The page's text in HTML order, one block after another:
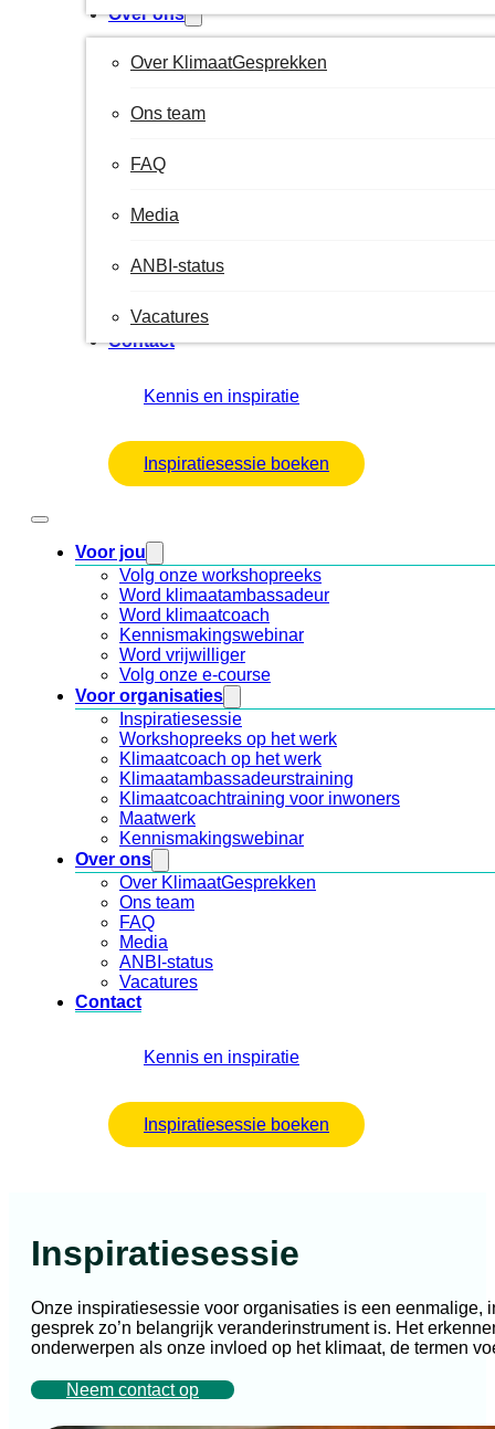
Over ons
Over KlimaatGesprekken
Ons team
FAQ
Media
ANBI-status
Vacatures
Contact
Kennis en inspiratie
Inspiratiesessie boeken
Voor jou
Volg onze workshopreeks
Word klimaatambassadeur
Word klimaatcoach
Kennismakingswebinar
Word vrijwilliger
Volg onze e-course
Voor organisaties
Inspiratiesessie
Workshopreeks op het werk
Klimaatcoach op het werk
Klimaatambassadeurstraining
Klimaatcoachtraining voor inwoners
Maatwerk
Kennismakingswebinar
Over ons
Over KlimaatGesprekken
Ons team
FAQ
Media
ANBI-status
Vacatures
Contact
Kennis en inspiratie
Inspiratiesessie boeken
Inspiratiesessie
Onze inspiratiesessie voor organisaties is een eenmalige,
gesprek zo’n belangrijk veranderinstrument is. Het
onderwerpen als onze invloed op het klimaat, de termen
Neem contact op